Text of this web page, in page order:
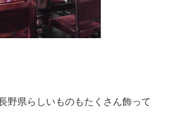
野県らしいものもたくさん飾って